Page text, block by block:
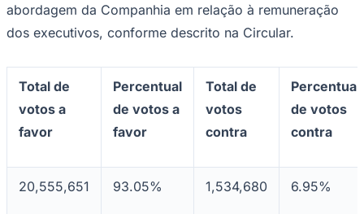
abordagem da Companhia em relação à remuneração
dos executivos, conforme descrito na Circular.
Total de
votos a
favor
Percentual
de votos a
favor
Total de
votos
contra
Percentual
de votos
contra
20,555,651 93.05% 1,534,680 6.95%